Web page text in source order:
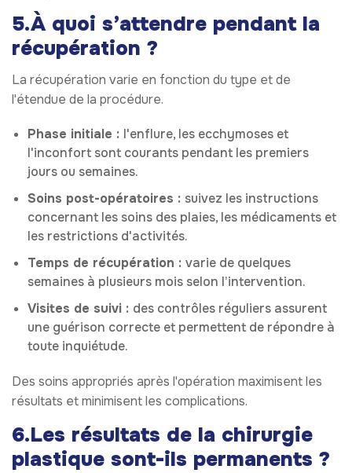
5.À quoi s’attendre pendant la
récupération ?
La récupération varie en fonction du type et de
l'étendue de la procédure.
Phase initiale : l'enflure, les ecchymoses et
l'inconfort sont courants pendant les premiers
jours ou semaines.
Soins post-opératoires : suivez les instructions
concernant les soins des plaies, les médicaments et
les restrictions d'activités.
Temps de récupération : varie de quelques
semaines à plusieurs mois selon l’intervention.
Visites de suivi : des contrôles réguliers assurent
une guérison correcte et permettent de répondre à
toute inquiétude.
Des soins appropriés après l'opération maximisent les
résultats et minimisent les complications.
6.Les résultats de la chirurgie
plastique sont-ils permanents ?